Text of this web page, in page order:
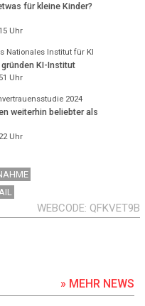
für kleine Kinder?
Uhr
Nationales Institut für KI
gründen KI-Institut
Uhr
2024
weiterhin beliebter als
Uhr
WEBCODE QFKVET9B
» MEHR NEWS